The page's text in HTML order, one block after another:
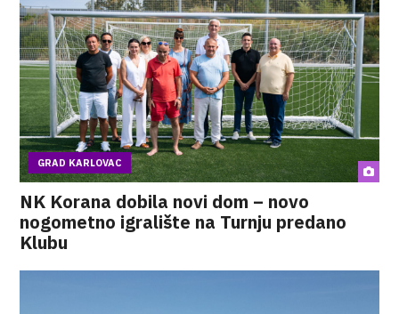
GRAD KARLOVAC
NK Korana dobila novi dom – novo
nogometno igralište na Turnju predano
Klubu